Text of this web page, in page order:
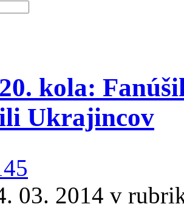
kola:
Ukrajincov
03. 2014 v